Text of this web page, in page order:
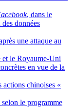
, dans le
données
une attaque au
et le Royaume-Uni
en vue de la
actions chinoises «
le programme